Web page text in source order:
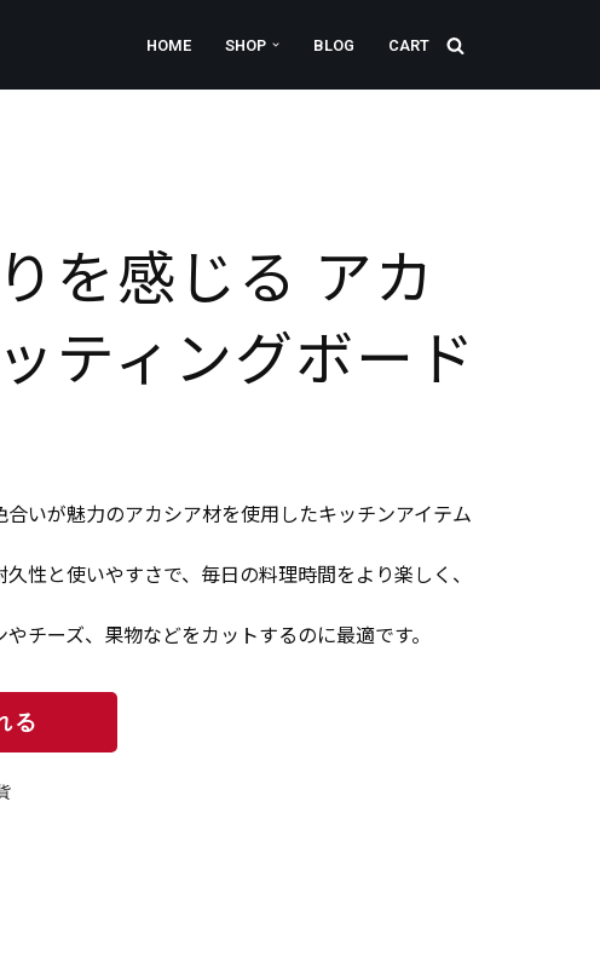
HOME SHOP BLOG CART
を感じる アカ
ティングボード
いが魅力のアカシア材を使用したキッチンアイテム
性と使いやすさで、毎日の料理時間をより楽しく、
チーズ、果物などをカットするのに最適です。